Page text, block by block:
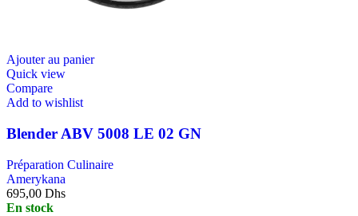
Ajouter au panier
Quick view
Compare
Add to wishlist
Blender ABV 5008 LE 02 GN
Préparation Culinaire
Amerykana
695,00 Dhs
En stock